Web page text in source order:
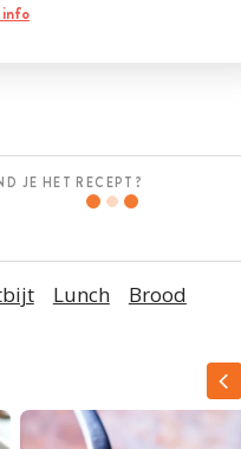
JE HET RECEPT?
Lunch Brood